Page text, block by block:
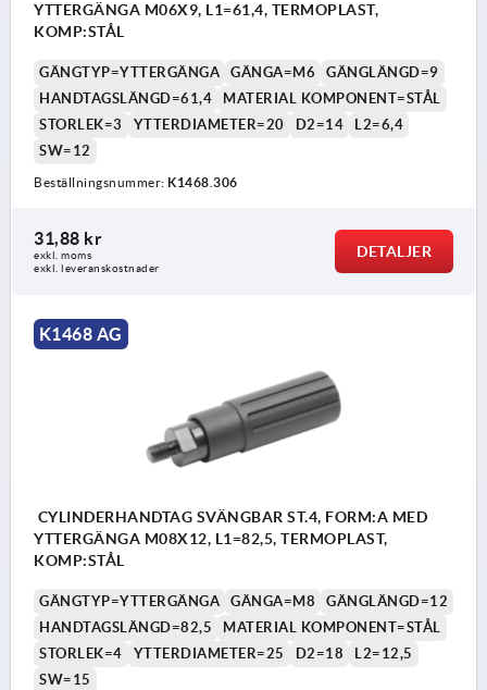
YTTERGÄNGA M06X9, L1=61,4, TERMOPLAST,
KOMP:STÅL
GÄNGTYP=YTTERGÄNGA GÄNGA=M6
GÄNGLÄNGD=9
HANDTAGSLÄNGD=61,4
MATERIAL KOMPONENT=STÅL
STORLEK=3
YTTERDIAMETER=20 D2=14
L2=6,4
SW=12
Beställningsnummer: K1468.306
31,88 kr
exkl. moms
exkl. leveranskostnader
DETALJER
K1468 AG
CYLINDERHANDTAG SVÄNGBAR ST.4, FORM:A MED
YTTERGÄNGA M08X12, L1=82,5, TERMOPLAST,
KOMP:STÅL
GÄNGTYP=YTTERGÄNGA GÄNGA=M8
GÄNGLÄNGD=12
HANDTAGSLÄNGD=82,5
MATERIAL KOMPONENT=STÅL
STORLEK=4
YTTERDIAMETER=25 D2=18
L2=12,5
SW=15